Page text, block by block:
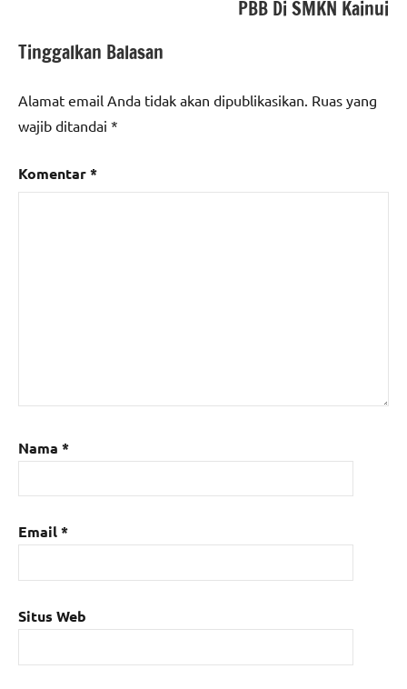
PBB Di SMKN Kainui
Tinggalkan Balasan
Alamat email Anda tidak akan dipublikasikan. Ruas yang
wajib ditandai *
Komentar*
Nama *
Email*
Situs Web